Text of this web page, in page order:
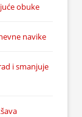
obuke
navike
i smanjuje